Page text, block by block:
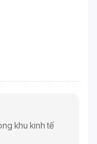
khu kinh tế